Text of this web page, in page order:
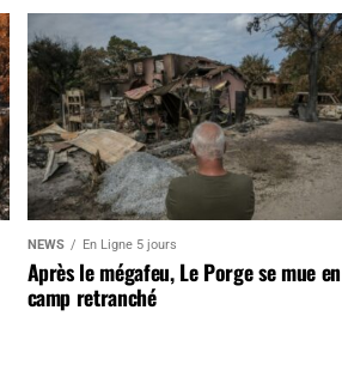
NEWS En Ligne 5 jours
Après le mégafeu, Le Porge se mue en
camp retranché